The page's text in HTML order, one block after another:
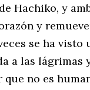
Hachiko, y
y
se ha visto
a las lágrimas
no es